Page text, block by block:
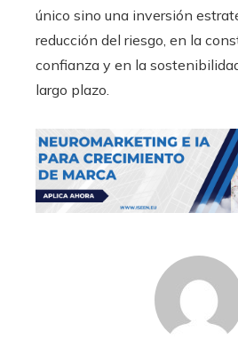
único sino una inversión
reducción del riesgo, en la
confianza y en la
largo plazo.